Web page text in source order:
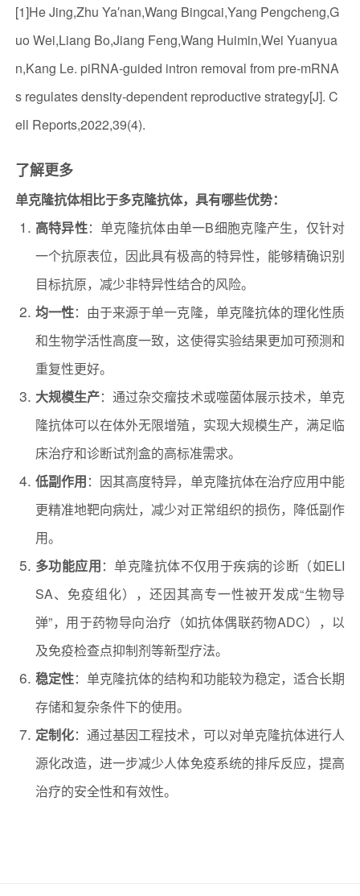
[1]He Jing,Zhu Ya′nan,Wang Bingcai,Yang Pengcheng,G
uo Wei,Liang Bo,Jiang Feng,Wang Huimin,Wei Yuanyua
n,Kang Le. piRNA-guided intron removal from pre-mRNA
s regulates density-dependent reproductive strategy[J]. C
ell Reports,2022,39(4).
了解更多
单克隆抗体相比于多克隆抗体，具有哪些优势：
高特异性：单克隆抗体由单一B细胞克隆产生，仅针对
一个抗原表位，因此具有极高的特异性，能够精确识别
目标抗原，减少非特异性结合的风险。
均一性：由于来源于单一克隆，单克隆抗体的理化性质
和生物学活性高度一致，这使得实验结果更加可预测和
重复性更好。
大规模生产：通过杂交瘤技术或噬菌体展示技术，单克
隆抗体可以在体外无限增殖，实现大规模生产，满足临
床治疗和诊断试剂盒的高标准需求。
低副作用：因其高度特异，单克隆抗体在治疗应用中能
更精准地靶向病灶，减少对正常组织的损伤，降低副作
用。
多功能应用：单克隆抗体不仅用于疾病的诊断（如ELI
SA、免疫组化），还因其高专一性被开发成“生物导
弹”，用于药物导向治疗（如抗体偶联药物ADC），以
及免疫检查点抑制剂等新型疗法。
稳定性：单克隆抗体的结构和功能较为稳定，适合长期
存储和复杂条件下的使用。
定制化：通过基因工程技术，可以对单克隆抗体进行人
源化改造，进一步减少人体免疫系统的排斥反应，提高
治疗的安全性和有效性。